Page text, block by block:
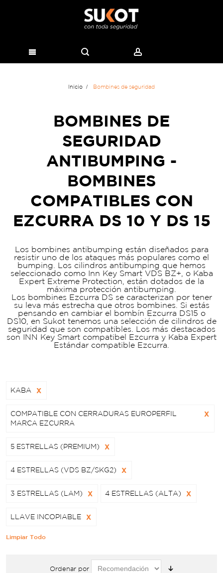
Inicio Bombines de seguridad
BOMBINES DE
SEGURIDAD
ANTIBUMPING -
BOMBINES
COMPATIBLES CON
EZCURRA DS 10 Y DS 15
Los bombines antibumping están diseñados para
resistir uno de los ataques más populares como el
bumping. Los cilindros antibumping que hemos
seleccionado como Inn Key Smart VDS BZ+, o Kaba
Expert Extreme Protection, están dotados de la
máxima protección antibumping.
Los bombines Ezcurra DS se caracterizan por tener
su leva más estrecha que otros bombines. Si estás
pensando en cambiar el bombín Ezcurra DS15 o
DS10, en Sukot tenemos una selección de cilindros de
seguridad que son compatibles. Los más destacados
son INN Key Smart compatibel Ezcurra y Kaba Expert
Estándar compatible Ezcurra.
KABA X
COMPATIBLE CON CERRADURAS EUROPERFIL
MARCA EZCURRA
X
5 ESTRELLAS (PREMIUM) X
4 ESTRELLAS (VDS BZ/SKG2) X
3 ESTRELLAS (LAM) X 4 ESTRELLAS (ALTA) X
LLAVE INCOPIABLE X
Limpiar Todo
Ordenar por